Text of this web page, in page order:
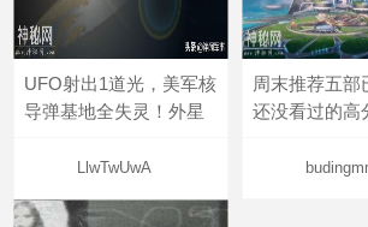
UFO射出1道光，美军核
导弹基地全失灵！外星
LlwTwUwA
周末推荐五部
还没看过的高